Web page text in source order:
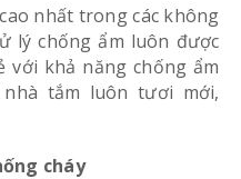
nhất trong các không
lý chống ẩm luôn được
với khả năng chống ẩm
tắm luôn tươi mới,
cháy